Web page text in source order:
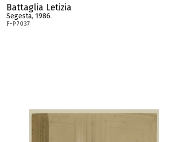
Battaglia Letizia
Segesta, 1986.
F-P7037